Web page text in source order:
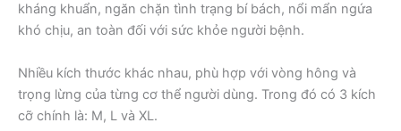
kháng khuẩn, ngăn chặn tình trạng bí bách, nổi mẩn ngứa
khó chịu, an toàn đối với sức khỏe người bệnh.
Nhiều kích thước khác nhau, phù hợp với vòng hông và
trọng lừng của từng cơ thể người dùng. Trong đó có 3 kích
cỡ chính là: M, L và XL.